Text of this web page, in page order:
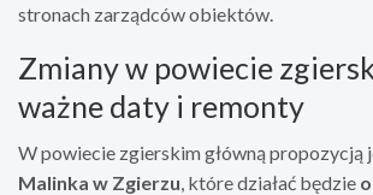
stronach zarządców obiektów.
Zmiany w powiecie
ważne daty i remonty
W powiecie zgierskim główną propozycją
Malinka w Zgierzu , które działać będzie